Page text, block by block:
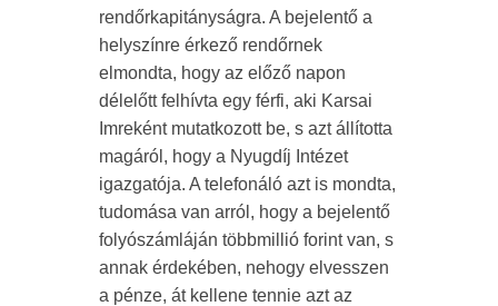
rendőrkapitányságra. A bejelentő a
helyszínre érkező rendőrnek
elmondta, hogy az előző napon
délelőtt felhívta egy férfi, aki Karsai
Imreként mutatkozott be, s azt állította
magáról, hogy a Nyugdíj Intézet
igazgatója. A telefonáló azt is mondta,
tudomása van arról, hogy a bejelentő
folyószámláján többmillió forint van, s
annak érdekében, nehogy elvesszen
a pénze, át kellene tennie azt az